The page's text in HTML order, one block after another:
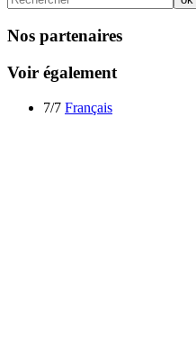
Nos partenaires
Voir également
7/7 Français